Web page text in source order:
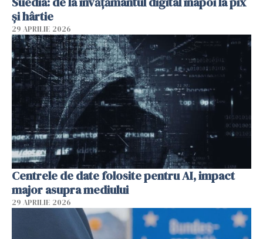
și hârtie
29 APRILIE 2026
Centrele de date folosite pentru AI, impact
major asupra mediului
29 APRILIE 2026